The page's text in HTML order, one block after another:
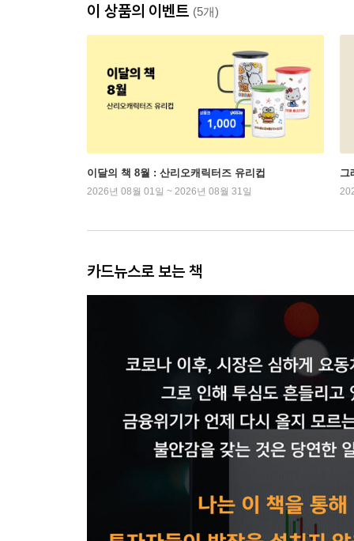
이 상품의 이벤트 (5개)
이달의 책 8월 : 산리오캐릭터즈 유리컵
2026년 08월 01일 ~ 2026년 08월 31일
그
카드뉴스로 보는 책